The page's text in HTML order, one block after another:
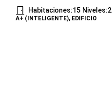
Habitaciones:15 Niveles:2
A+ (INTELIGENTE), EDIFICIO